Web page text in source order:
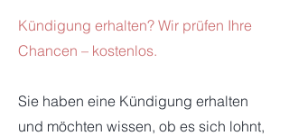
Kündigung erhalten? Wir prüfen Ihre
Chancen – kostenlos.
Sie haben eine Kündigung erhalten
und möchten wissen, ob es sich lohnt,